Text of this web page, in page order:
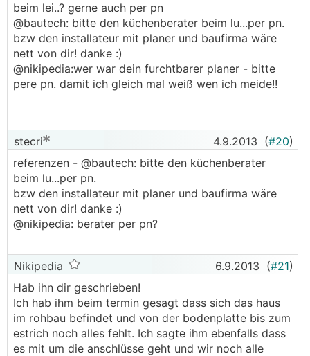
beim lei..? gerne auch per pn
@bautech: bitte den küchenberater beim lu...per pn.
bzw den installateur mit planer und baufirma wäre
nett von dir! danke :)
@nikipedia:wer war dein furchtbarer planer - bitte
pere pn. damit ich gleich mal weiß wen ich meide!!
stecri 4.9.2013 (#20)
referenzen - @bautech: bitte den küchenberater
beim lu...per pn.
bzw den installateur mit planer und baufirma wäre
nett von dir! danke :)
@nikipedia: berater per pn?
Nikipedia 6.9.2013 (#21)
Hab ihn dir geschrieben!
Ich hab ihm beim termin gesagt dass sich das haus
im rohbau befindet und von der bodenplatte bis zum
estrich noch alles fehlt. Ich sagte ihm ebenfalls dass
es mit um die anschlüsse geht und wir noch alle